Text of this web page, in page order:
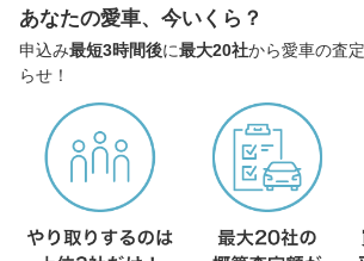
あなたの愛車、今いくら？
申込み最短3時間後に最大20社から愛車の査
らせ！